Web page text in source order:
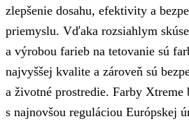
zlepšenie dosahu, efektivity a
priemyslu. Vďaka rozsiahlym
a výrobou farieb na tetovanie sú
najvyššej kvalite a zároveň sú
a životné prostredie. Farby Xtreme
s najnovšou reguláciou Európskej